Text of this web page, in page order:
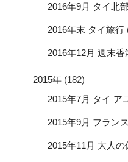
2016年9月 タイ北
2016年末 タイ旅行
2016年12月 週末香
2015年 (182)
2015年7月 タイ ア
2015年9月 フラン
2015年11月 大人